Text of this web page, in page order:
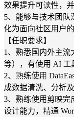
效果提升可读性，
5、能够与技术团
化为面向社区用户
【任职要求】
1、熟悉国内外主流
等），有使用 AI 工
2、熟练使用
成数据清洗、分析
3、熟练使用剪映完
设计能力，精通